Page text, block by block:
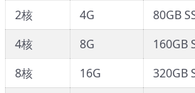
2核
4G 80GB
4核
8G 160GB
8核
16G 320GB